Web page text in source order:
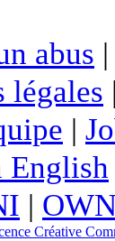
abus |
légales |
|
|
Créative